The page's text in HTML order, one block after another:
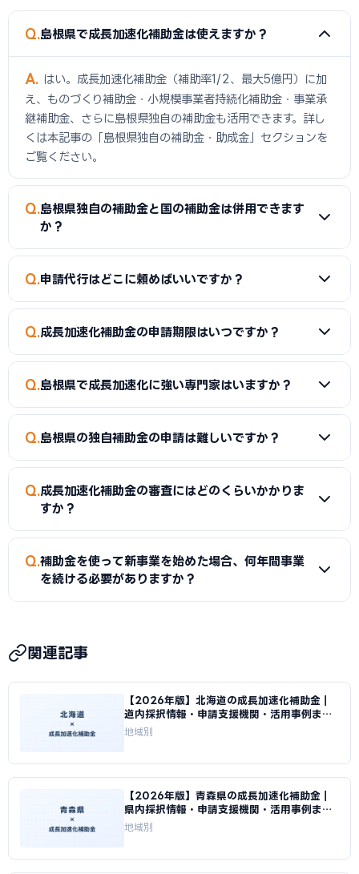
Q 島根県で成長加速化補助金は使えますか？
A
はい。成長加速化補助金（補助率1/2、最大5億円）に加
え、ものづくり補助金・小規模事業者持続化補助金・事業承
継補助金、さらに島根県独自の補助金も活用できます。詳し
くは本記事の「島根県独自の補助金・助成金」セクションを
ご覧ください。
Q 島根県独自の補助金と国の補助金は併用できます
か？
A
同一経費への重複申請はできませんが、対象経費を「建物
ように分けることで、異なる経費項目について両方を活用で
きるケースがあります。経費按分の計画は事前に専門家へ確認
Q 申請代行はどこに頼めばいいですか？
A
当サイトでは島根県に対応した社労士・行政書士・中小企
が豊富な専門家がサポートします。
Q 成長加速化補助金の申請期限はいつですか？
A
成長加速化補助金は年複数回の公募があります。ものづく
異なります。島根県独自の補助金は予算がなくなり次第終了す
るものもあるため、早めの申請がおすすめです。
Q 島根県で成長加速化に強い専門家はいますか？
A
はい。当サイトでは島根県内で成長加速化補助金の申請実
制度に詳しい専門家が対応します。
Q 島根県の独自補助金の申請は難しいですか？
A
島根県独自の補助金は、国の補助金と比較して申請書類が
シンプルな場合が多く、初めて補助金を申請する事業者にも
を行うことをおすすめします。
Q 成長加速化補助金の審査にはどのくらいかかりま
すか？
A
成長加速化補助金は約2〜3か月、ものづくり補助金は約
2〜3か月、小規模事業者持続化補助金は約1〜2か月が目安で
Q 補助金を使って新事業を始めた場合、何年間事業
を続ける必要がありますか？
助事業で取得した設備等を事業に使用し続ける義務がありま
す。期間内に廃棄・売却した場合は補助金の返還が求められ
ることがあります。
関連記事
【2026年版】北海道の成長加速化補助金｜
道内採択情報・申請支援機関・活用事例まと
め｜成長加速化補助金ナビ
地域別
【2026年版】青森県の成長加速化補助金｜
県内採択情報・申請支援機関・活用事例まと
め｜成長加速化補助金ナビ
地域別